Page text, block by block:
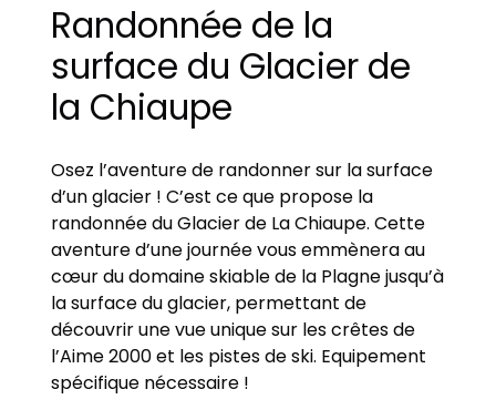
Randonnée de la
surface du Glacier de
la Chiaupe
Osez l’aventure de randonner sur la surface
d’un glacier ! C’est ce que propose la
randonnée du Glacier de La Chiaupe. Cette
aventure d’une journée vous emmènera au
cœur du domaine skiable de la Plagne jusqu’à
la surface du glacier, permettant de
découvrir une vue unique sur les crêtes de
l’Aime 2000 et les pistes de ski. Equipement
spécifique nécessaire !